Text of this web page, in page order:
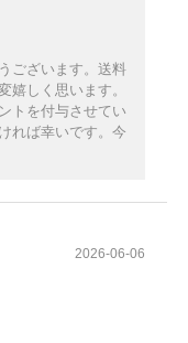
ございます。送料
嬉しく思います。
トを付与させてい
れば幸いです。今
2026-06-06